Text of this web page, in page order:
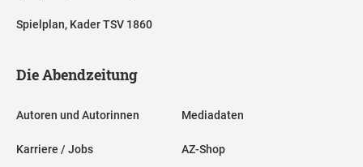
Spielplan, Kader TSV 1860
Die Abendzeitung
Autoren und Autorinnen
Karriere / Jobs
Mediadaten
AZ-Shop